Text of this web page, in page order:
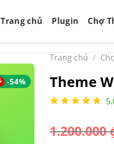
Trang chủ Plugin Chợ
-54%
Trang chủ /
Theme
1.200.000